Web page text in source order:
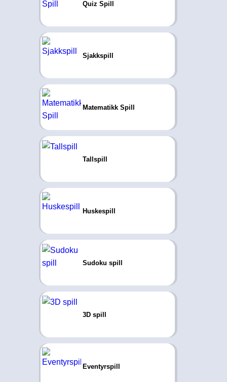
Quiz Spill
Sjakkspill
Matematikk Spill
Tallspill
Huskespill
Sudoku spill
3D spill
Eventyrspill